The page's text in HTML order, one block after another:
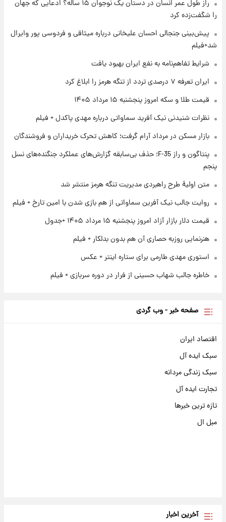
۱ روز پیش
۱ روز پیش
ارزش سهام عدالت برای امروز چهارشنبه ۱۴ مرداد
آغاز طرح جدید فروش مشارکت در تولید سایپا؛
سود مشارکت چند درصد است؟
راز طول عمر انسان در دستان یک نوجوان ۱۵ ساله؟ ادعایی که جهان
را شگفت‌زده کرد
پیش‌بینی جنجالی احسان علیخانی درباره میثاقی و فردوسی پور وایرال
شد+فیلم
شرایط تفاهم‌نامه به نفع ایران بهبود یافت
ایران تعرفه ۷ درصدی تردد از تنگه هرمز را ابلاغ کرد
قیمت طلا و سکه امروز پنجشنبه ۱۵ مرداد ۱۴۰۵
نظرات شنیدنی نیک آفرید سماواتی درباره مهدی پاکدل + فیلم
بازار مسکن در مرداد آرام گرفت؛ کاهش تحرک خریداران و فروشندگان
پنتاگون و راز F-35؛ حذف بی‌سابقه گزارش‌های عملکرد جنگنده‌های نسل
پنجم
متن اولیۀ طرح راهبردی مدیریت تنگه هرمز منتشر شد
روایت جالب نیک آفرین سماواتی از هم بازی شدن با امین تارخ + فیلم
قیمت دلار بازار آزاد امروز پنجشنبه ۱۵ مرداد ۱۴۰۵ +جدول
هنرنمایی روزبه حصاری آن هم بدون بدلکار + فیلم
استوری مهدی طارمی برای ستاره اینتر + عکس
خاطره جالب شهاب حسینی از فرار در دوره سربازی + فیلم
صفحه خبر - وب گردی
اقتصاد ایران
سبک ایده آل
سبک زندگی مردانه
تجارت ایده آل
تازه ترین خبرها
مبل ال
آخرین اخبار